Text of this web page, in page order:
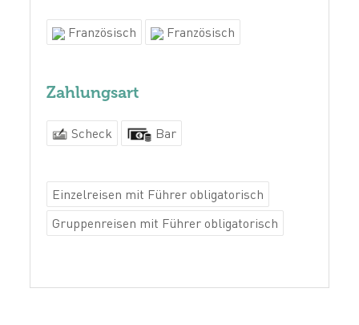
Französisch Französisch
Zahlungsart
Scheck Bar
Einzelreisen mit Führer obligatorisch
Gruppenreisen mit Führer obligatorisch